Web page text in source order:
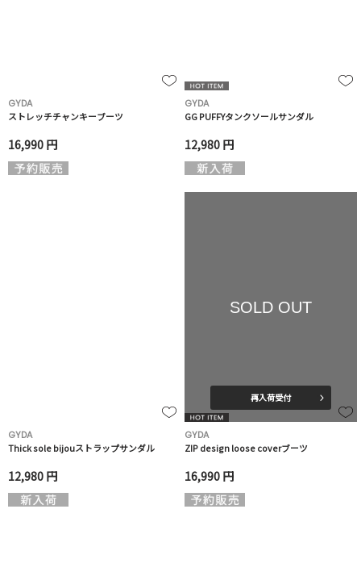
GYDA
ストレッチチャンキーブーツ
16,990 円
GYDA
GG PUFFYタンクソールサンダル
12,980 円
GYDA
Thick sole bijouストラップサンダル
12,980 円
SOLD OUT
再入荷受付
GYDA
ZIP design loose coverブーツ
16,990 円